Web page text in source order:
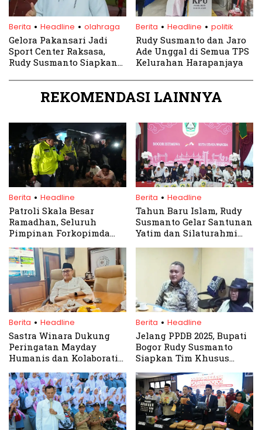
Berita . Headline . olahraga
Gelora Pakansari Jadi
Sport Center Raksasa,
Rudy Susmanto Siapkan
Berita . Headline . politik
Rudy Susmanto dan Jaro
Ade Unggal di Semua TPS
Kelurahan Harapanjaya
REKOMENDASI LAINNYA
Berita . Headline
Patroli Skala Besar
Ramadhan, Seluruh
Pimpinan Forkopimda
Langsung Amankan
Wilayah
Berita . Headline
Tahun Baru Islam, Rudy
Susmanto Gelar Santunan
Yatim dan Silaturahmi
Berita . Headline
Sastra Winara Dukung
Peringatan Mayday
Humanis dan Kolaboratif
Berita . Headline
Jelang PPDB 2025, Bupati
Bogor Rudy Susmanto
Siapkan Tim Khusus